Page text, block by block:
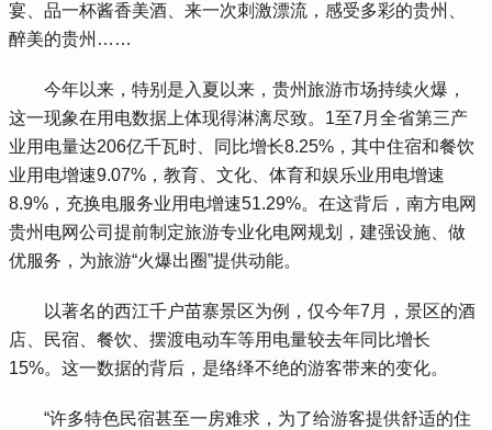
宴、品一杯酱香美酒、来一次刺激漂流，感受多彩的贵州、
醉美的贵州……
今年以来，特别是入夏以来，贵州旅游市场持续火爆，
这一现象在用电数据上体现得淋漓尽致。1至7月全省第三产
业用电量达206亿千瓦时、同比增长8.25%，其中住宿和餐饮
业用电增速9.07%，教育、文化、体育和娱乐业用电增速
8.9%，充换电服务业用电增速51.29%。在这背后，南方电网
贵州电网公司提前制定旅游专业化电网规划，建强设施、做
优服务，为旅游“火爆出圈”提供动能。
以著名的西江千户苗寨景区为例，仅今年7月，景区的酒
店、民宿、餐饮、摆渡电动车等用电量较去年同比增长
15%。这一数据的背后，是络绎不绝的游客带来的变化。
“许多特色民宿甚至一房难求，为了给游客提供舒适的住